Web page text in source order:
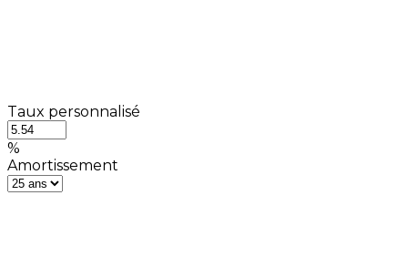
Taux personnalisé
%
Amortissement